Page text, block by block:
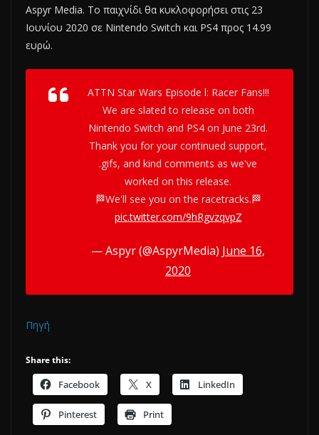
Aspyr Media. Το παιχνίδι θα κυκλοφορήσει στις 23
Ιουνίου 2020 σε Nintendo Switch και PS4 προς 14.99
ευρώ.
ATTN Star Wars Episode l: Racer Fans!!!
We are slated to release on both
Nintendo Switch and PS4 on June 23rd.
Thank you for your continued support,
.gifs, and kind comments as we've
worked on this release.
🏁We'll see you on the racetracks.🏁
pic.twitter.com/9hRgvzqvpZ
— Aspyr (@AspyrMedia) June 16,
2020
Πηγή
Share this:
Facebook X LinkedIn
Pinterest Print